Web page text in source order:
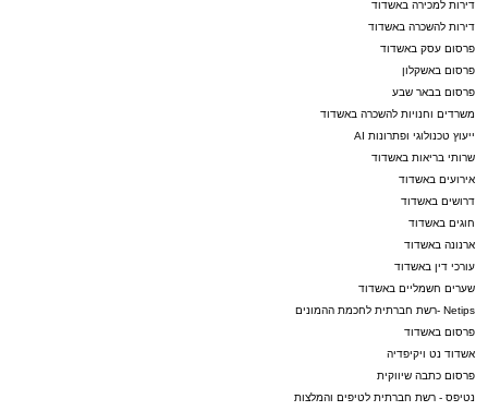
דירות למכירה באשדוד
דירות להשכרה באשדוד
פרסום עסק באשדוד
פרסום באשקלון
פרסום בבאר שבע
משרדים וחנויות להשכרה באשדוד
ייעוץ טכנולוגי ופתרונות AI
שרותי בריאות באשדוד
אירועים באשדוד
דרושים באשדוד
חוגים באשדוד
ארנונה באשדוד
עורכי דין באשדוד
שערים חשמליים באשדוד
Netips -רשת חברתית לחכמת ההמונים
פרסום באשדוד
אשדוד נט ויקיפדיה
פרסום כתבה שיווקית
נטיפס - רשת חברתית לטיפים והמלצות